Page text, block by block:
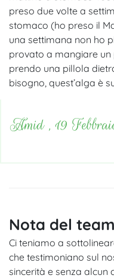
preso due volte a
stomaco (ho preso il
una settimana non ho
provato a mangiare un
prendo una pillola
bisogno, quest’alga è
Amid , 19
Nota del
Ci teniamo a
che testimoniano sul
sincerità e senza alcun